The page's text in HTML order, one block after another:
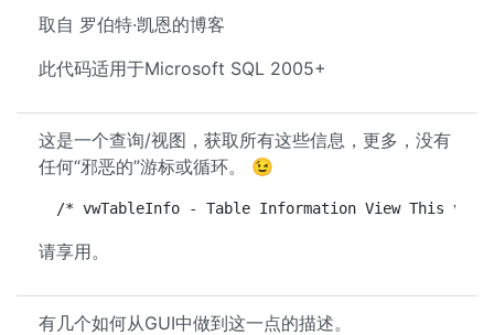
取自 罗伯特·凯恩的博客
此代码适用于Microsoft SQL 2005+
这是一个查询/视图，获取所有这些信息，更多，没有
任何“邪恶的”游标或循环。 😉
/* vwTableInfo - Table Information View This view
请享用。
有几个如何从GUI中做到这一点的描述。